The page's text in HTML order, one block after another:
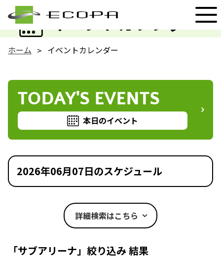
イベントカレンダー
EVENT
ホーム イベントカレンダー
TODAY'S EVENTS
本日のイベント
2026年06月07日のスケジュール
詳細検索はこちら
「サブアリーナ」絞り込み 結果